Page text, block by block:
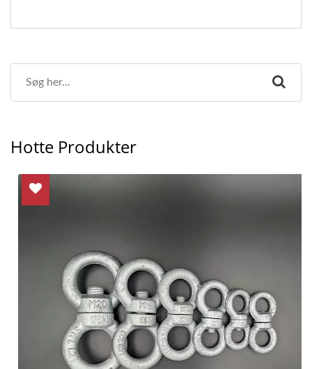
Hotte Produkter